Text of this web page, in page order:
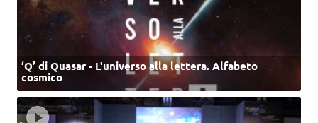
‘Q’ di Quasar - L'universo alla lettera. Alfabeto
cosmico